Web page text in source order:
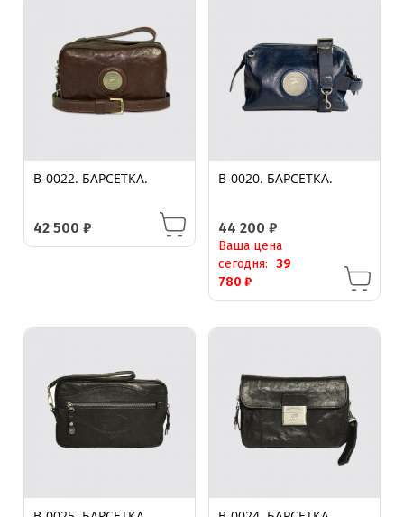
B-0022. БАРСЕТКА.
42 500₽
B-0020. БАРСЕТКА.
44 200 ₽
Ваша цена
сегодня: 39
780 ₽